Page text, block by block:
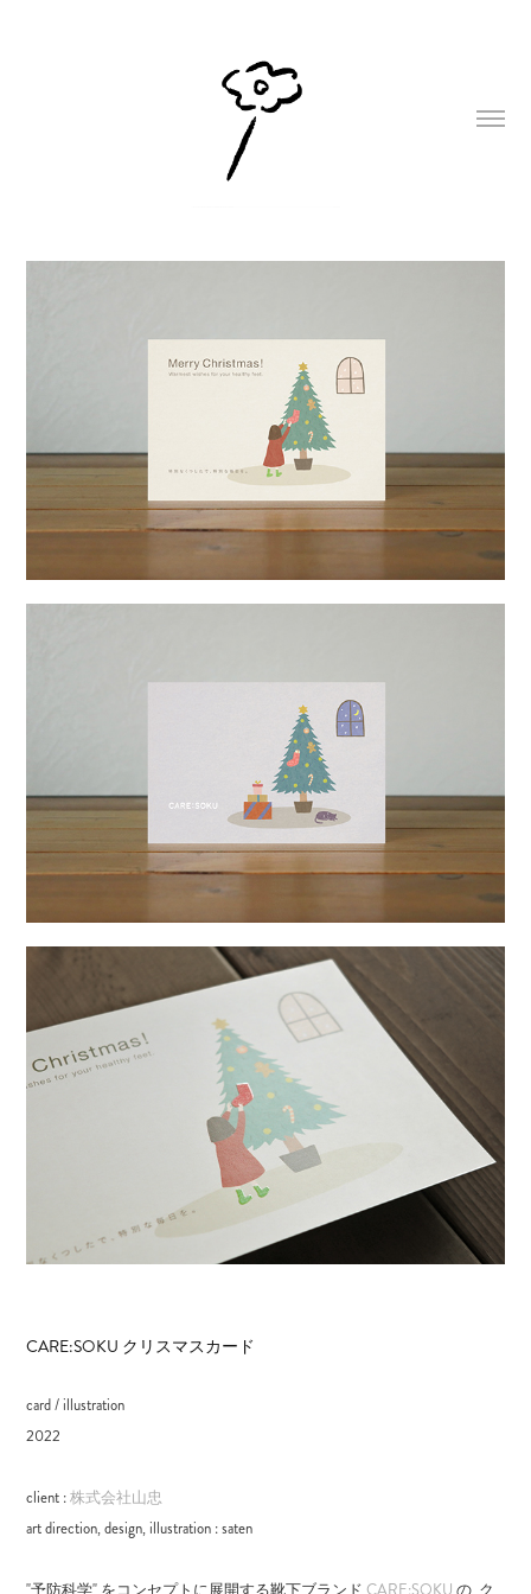
CARE:SOKU クリスマスカード
card / illustration
2022
client :株式会社山忠
art direction, design, illustration : saten​​​​